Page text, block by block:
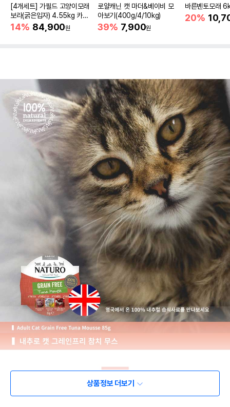
[4개세트] 가필드 고양이모래
보라(굵은입자) 4.55kg 카사
바모래
14% 84,900원
로얄캐닌 캣 마더&베이비 모
아보기(400g/4/10kg)
39% 7,900원
바른벤토모래
20%
상품정보 더보기